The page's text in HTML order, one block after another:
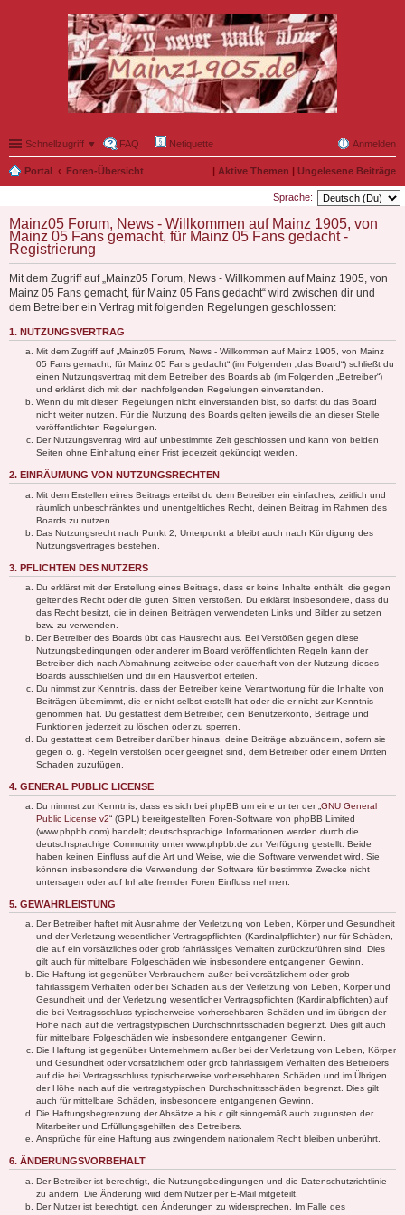
Schnellzugriff ▼ FAQ Netiquette Anmelden
Portal Foren-Übersicht | Aktive Themen | Ungelesene Beiträge
Sprache:
Mainz05 Forum, News - Willkommen auf Mainz 1905, von
Mainz 05 Fans gemacht, für Mainz 05 Fans gedacht -
Registrierung
Mit dem Zugriff auf „Mainz05 Forum, News - Willkommen auf Mainz 1905, von
Mainz 05 Fans gemacht, für Mainz 05 Fans gedacht“ wird zwischen dir und
dem Betreiber ein Vertrag mit folgenden Regelungen geschlossen:
1. NUTZUNGSVERTRAG
Mit dem Zugriff auf „Mainz05 Forum, News - Willkommen auf Mainz 1905, von Mainz
05 Fans gemacht, für Mainz 05 Fans gedacht“ (im Folgenden „das Board“) schließt du
einen Nutzungsvertrag mit dem Betreiber des Boards ab (im Folgenden „Betreiber“)
und erklärst dich mit den nachfolgenden Regelungen einverstanden.
Wenn du mit diesen Regelungen nicht einverstanden bist, so darfst du das Board
nicht weiter nutzen. Für die Nutzung des Boards gelten jeweils die an dieser Stelle
veröffentlichten Regelungen.
Der Nutzungsvertrag wird auf unbestimmte Zeit geschlossen und kann von beiden
Seiten ohne Einhaltung einer Frist jederzeit gekündigt werden.
2. EINRÄUMUNG VON NUTZUNGSRECHTEN
Mit dem Erstellen eines Beitrags erteilst du dem Betreiber ein einfaches, zeitlich und
räumlich unbeschränktes und unentgeltliches Recht, deinen Beitrag im Rahmen des
Boards zu nutzen.
Das Nutzungsrecht nach Punkt 2, Unterpunkt a bleibt auch nach Kündigung des
Nutzungsvertrages bestehen.
3. PFLICHTEN DES NUTZERS
Du erklärst mit der Erstellung eines Beitrags, dass er keine Inhalte enthält, die gegen
geltendes Recht oder die guten Sitten verstoßen. Du erklärst insbesondere, dass du
das Recht besitzt, die in deinen Beiträgen verwendeten Links und Bilder zu setzen
bzw. zu verwenden.
Der Betreiber des Boards übt das Hausrecht aus. Bei Verstößen gegen diese
Nutzungsbedingungen oder anderer im Board veröffentlichten Regeln kann der
Betreiber dich nach Abmahnung zeitweise oder dauerhaft von der Nutzung dieses
Boards ausschließen und dir ein Hausverbot erteilen.
Du nimmst zur Kenntnis, dass der Betreiber keine Verantwortung für die Inhalte von
Beiträgen übernimmt, die er nicht selbst erstellt hat oder die er nicht zur Kenntnis
genommen hat. Du gestattest dem Betreiber, dein Benutzerkonto, Beiträge und
Funktionen jederzeit zu löschen oder zu sperren.
Du gestattest dem Betreiber darüber hinaus, deine Beiträge abzuändern, sofern sie
gegen o. g. Regeln verstoßen oder geeignet sind, dem Betreiber oder einem Dritten
Schaden zuzufügen.
4. GENERAL PUBLIC LICENSE
Du nimmst zur Kenntnis, dass es sich bei phpBB um eine unter der „ GNU General
Public License v2“ (GPL) bereitgestellten Foren-Software von phpBB Limited
(www.phpbb.com) handelt; deutschsprachige Informationen werden durch die
deutschsprachige Community unter www.phpbb.de zur Verfügung gestellt. Beide
haben keinen Einfluss auf die Art und Weise, wie die Software verwendet wird. Sie
können insbesondere die Verwendung der Software für bestimmte Zwecke nicht
untersagen oder auf Inhalte fremder Foren Einfluss nehmen.
5. GEWÄHRLEISTUNG
Der Betreiber haftet mit Ausnahme der Verletzung von Leben, Körper und Gesundheit
und der Verletzung wesentlicher Vertragspflichten (Kardinalpflichten) nur für Schäden,
die auf ein vorsätzliches oder grob fahrlässiges Verhalten zurückzuführen sind. Dies
gilt auch für mittelbare Folgeschäden wie insbesondere entgangenen Gewinn.
Die Haftung ist gegenüber Verbrauchern außer bei vorsätzlichem oder grob
fahrlässigem Verhalten oder bei Schäden aus der Verletzung von Leben, Körper und
Gesundheit und der Verletzung wesentlicher Vertragspflichten (Kardinalpflichten) auf
die bei Vertragsschluss typischerweise vorhersehbaren Schäden und im übrigen der
Höhe nach auf die vertragstypischen Durchschnittsschäden begrenzt. Dies gilt auch
für mittelbare Folgeschäden wie insbesondere entgangenen Gewinn.
Die Haftung ist gegenüber Unternehmern außer bei der Verletzung von Leben, Körper
und Gesundheit oder vorsätzlichem oder grob fahrlässigem Verhalten des Betreibers
auf die bei Vertragsschluss typischerweise vorhersehbaren Schäden und im Übrigen
der Höhe nach auf die vertragstypischen Durchschnittsschäden begrenzt. Dies gilt
auch für mittelbare Schäden, insbesondere entgangenen Gewinn.
Die Haftungsbegrenzung der Absätze a bis c gilt sinngemäß auch zugunsten der
Mitarbeiter und Erfüllungsgehilfen des Betreibers.
Ansprüche für eine Haftung aus zwingendem nationalem Recht bleiben unberührt.
6. ÄNDERUNGSVORBEHALT
Der Betreiber ist berechtigt, die Nutzungsbedingungen und die Datenschutzrichtlinie
zu ändern. Die Änderung wird dem Nutzer per E-Mail mitgeteilt.
Der Nutzer ist berechtigt, den Änderungen zu widersprechen. Im Falle des